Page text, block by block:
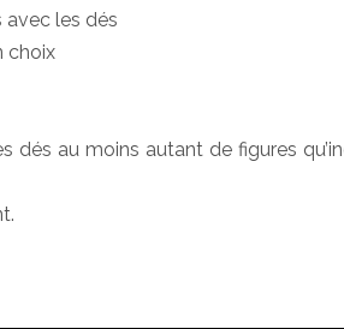
avec les dés
choix
au moins autant de figures